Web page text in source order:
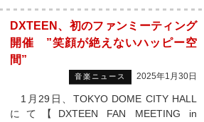
DXTEEN、初のファンミーティング
開催 ”笑顔が絶えないハッピー空
間”
音楽ニュース 2025年1月30日
1月29日、TOKYO DOME CITY HALL
にて【DXTEEN FAN MEETING in